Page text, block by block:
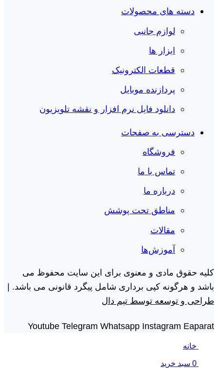
دسته های محصولات
لوازم جانبی
ابزار ها
قطعات الکترونیک
پردازنده موبایل
دانلود فایل نرم افزار و نقشه تلویزیون
دسترسی به صفحات
فروشگاه
تماس با ما
درباره ما
مناطق تحت پوشش
مقالات
آموزش‌ها
کلیه حقوق مادی و معنوی برای این سایت محفوظ می
باشد و هرگونه کپی برداری شامل پیگرد قانونی می باشد. |
طراحی و توسعه توسط تیم دال
Youtube Telegram Whatsapp Instagram Eaparat
خانه
0 سبد خرید